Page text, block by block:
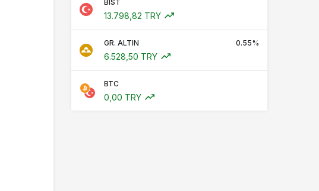
BIST
13.798,82 TRY
GR. ALTIN 0.55%
6.528,50 TRY
BTC
0,00 TRY